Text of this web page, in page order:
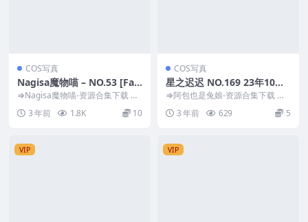
COS写真
Nagisa魔物喵 – NO.53 [Fan
tia] 2023年04月 (16套)[201
P2V-1.35GB]
⇒Nagisa魔物喵-资源合集下载 预
览图片 资源简介 「资源名称」：
Nagis...
3 年前 1.8K 10
COS写真
星之迟迟 NO.169 23年10月
计划A 碧蓝航线-爱宕 [50P-3
01M]
⇒阿包也是兔娘-资源合集下载 预
览图片 资源简介 「资源名称」：
星之迟迟 NO....
3 年前 629 5
VIP VIP